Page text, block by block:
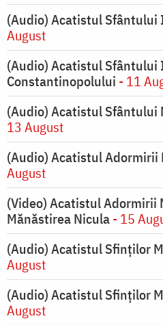
(Audio) Acatistul
August
(Audio) Acatistul
Constantinopolului - 11
(Audio) Acatistul
13 August
(Audio) Acatistul Adormirii
August
(Video) Acatistul Adormirii
Mănăstirea Nicula- 15
(Audio) Acatistul Sfinților
August
(Audio) Acatistul Sfinților
August